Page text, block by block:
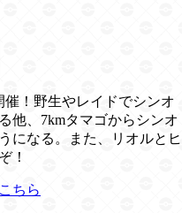
！野生やレイドでシンオ
他、7kmタマゴからシンオ
になる。また、リオルとヒ
！
ちら